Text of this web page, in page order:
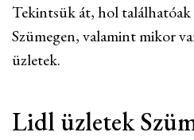
Tekintsük át, hol
Szümegen, valamint mikor
üzletek.
Lidl üzletek